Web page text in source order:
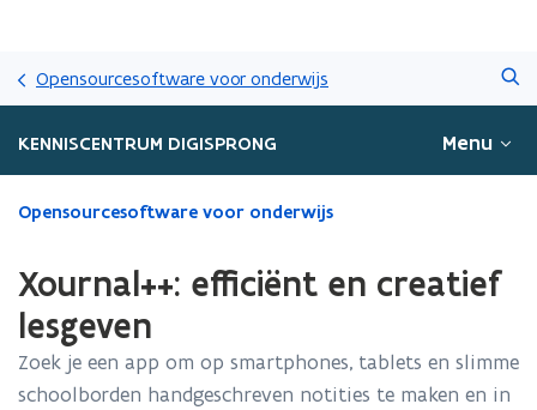
naar
gaan
Opensourcesoftware voor onderwijs
KENNISCENTRUM DIGISPRONG Menu
Gedaan
bevindt
zich
op:
Xournal++:
Opensourcesoftware voor onderwijs
Xournal++: efficiënt en creatief
lesgeven
Zoek je een app om op smartphones, tablets en slimme
schoolborden handgeschreven notities te maken en in